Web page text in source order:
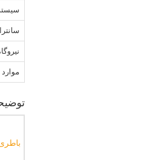
باطری